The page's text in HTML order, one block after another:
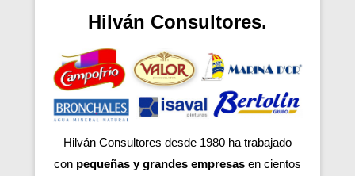
Hilván Consultores.
Hilván Consultores desde 1980 ha trabajado
con pequeñas y grandes empresas en cientos